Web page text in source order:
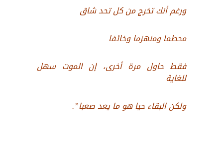
ورغم أنك تخرج من كل تحد شاق
محطما ومنهزما وخائفا
فقط حاول مرة أخرى، إن الموت سهل
للغاية
ولكن البقاء حيا هو ما يعد صعبا”.